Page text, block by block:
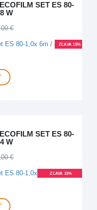
SET ES 80-
W
€
ZĽAVA 15%
SET ES 80-
W
€
ZĽAVA 15%